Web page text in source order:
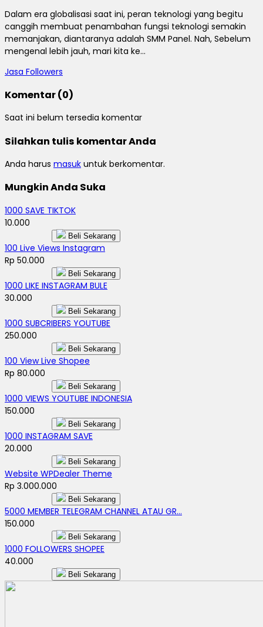
Dalam era globalisasi saat ini, peran teknologi yang begitu
canggih membuat penambahan fungsi teknologi semakin
memanjakan, diantaranya adalah SMM Panel. Nah, Sebelum
mengenal lebih jauh, mari kita ke...
Jasa Followers
Komentar (0)
Saat ini belum tersedia komentar
Silahkan tulis komentar Anda
Anda harus masuk untuk berkomentar.
Mungkin Anda Suka
1000 SAVE TIKTOK
10.000
Beli Sekarang
100 Live Views Instagram
Rp 50.000
Beli Sekarang
1000 LIKE INSTAGRAM BULE
30.000
Beli Sekarang
1000 SUBCRIBERS YOUTUBE
250.000
Beli Sekarang
100 View Live Shopee
Rp 80.000
Beli Sekarang
1000 VIEWS YOUTUBE INDONESIA
150.000
Beli Sekarang
1000 INSTAGRAM SAVE
20.000
Beli Sekarang
Website WPDealer Theme
Rp 3.000.000
Beli Sekarang
5000 MEMBER TELEGRAM CHANNEL ATAU GR...
150.000
Beli Sekarang
1000 FOLLOWERS SHOPEE
40.000
Beli Sekarang